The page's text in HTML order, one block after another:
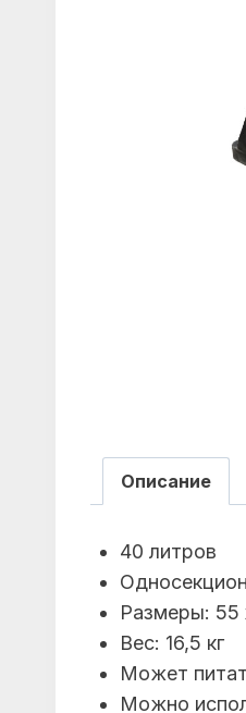
Описание
40 литров
Размеры:
Вес: 16,5 кг
Может
Можно